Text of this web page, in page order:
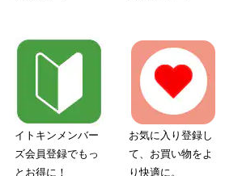
イトキンメンバー
ズ会員登録でもっ
とお得に！
お気に入り登録し
て、お買い物をよ
り快適に。